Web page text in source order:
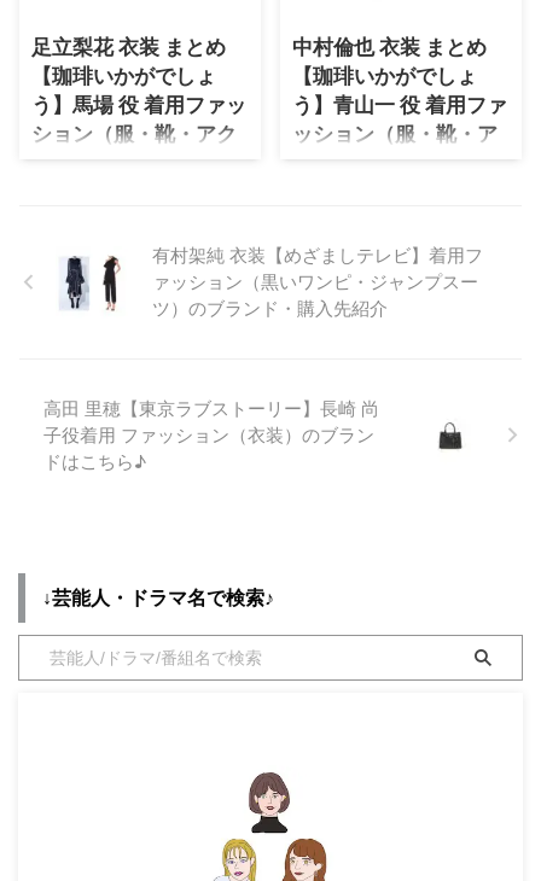
います♪(*^^*)【随時チェックし
て更新！】 #中村倫也 主演✨ 『#
珈琲いかがでしょう』第1話
#Paravi で見逃し配信スタート📺
▷https://t.co/uyAPkuHAf9 いい
ぜひブックマークしてお楽しみく
ださいね♪ それでは早速チェック
していきましょう〜！！ 山田
杏奈さんのプロフィール（年齢・
身長）過去に出演したドラマの衣
足立梨花 衣装 まとめ
【珈琲いかがでしょ
う】馬場 役 着用ファッ
ション（服・靴・アク
セ・バッグなど）ブラ
がでしょう】馬場（ばば）役で着
用しているファッション・衣装
（服・バッグ・アクセサリー・腕
時計・靴など）のブランドやコー
いかがでしょう』第1話#Paravi
で見逃し配信スタート📺
▷https://t.co/uyAPkuHAf9 いい
中村倫也 衣装 まとめ
【珈琲いかがでしょ
う】青山一 役 着用ファ
ッション（服・靴・ア
クセ・バッグなど）ブ
がでしょう】青山一（あおやまは
じめ）役で着用しているファッシ
ョン・衣装（服・バッグ・アクセ
サリー・腕時計・靴など）のブラ
『#珈琲いかがでしょう』第1話
#Paravi で見逃し配信スタート📺
有村架純 衣装【めざましテレビ】着用フ
ァッション（黒いワンピ・ジャンプスー
ツ）のブランド・購入先紹介
高田 里穂【東京ラブストーリー】長崎 尚
子役着用 ファッション（衣装）のブラン
ドはこちら♪
↓芸能人・ドラマ名で検索♪